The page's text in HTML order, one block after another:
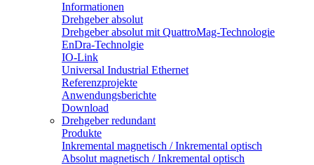
Informationen
Drehgeber absolut
Drehgeber absolut mit QuattroMag-Technologie
EnDra-Technolgie
IO-Link
Universal Industrial Ethernet
Referenzprojekte
Anwendungsberichte
Download
Drehgeber redundant
Produkte
Inkremental magnetisch / Inkremental optisch
Absolut magnetisch / Inkremental optisch